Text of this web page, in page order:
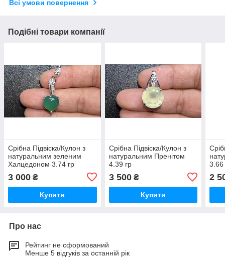
Всі умови повернення
Подібні товари компанії
Срібна Підвіска/Кулон з
натуральним зеленим
Халцедоном 3.74 гр
3 000 ₴
Купити
Срібна Підвіска/Кулон з
натуральним Пренітом
4.39 гр
3 500₴
Купити
3.66
2
Про нас
Рейтинг не сформований
Менше 5 відгуків за останній рік